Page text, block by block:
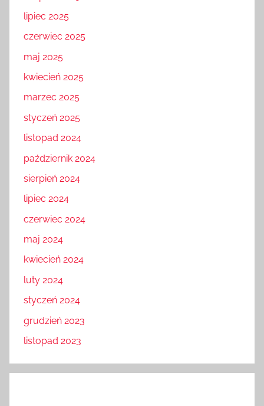
lipiec 2025
czerwiec 2025
maj 2025
kwiecień 2025
marzec 2025
styczeń 2025
listopad 2024
październik 2024
sierpień 2024
lipiec 2024
czerwiec 2024
maj 2024
kwiecień 2024
luty 2024
styczeń 2024
grudzień 2023
listopad 2023